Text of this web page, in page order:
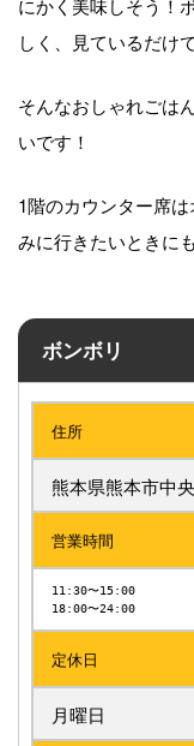
しく、見ているだけ
そんなおしゃれごは
いです！
1階のカウンター席
みに行きたいときに
ボンボリ
住所
熊本県熊本市中
営業時間
11:30〜15:00
18:00〜24:00
定休日
月曜日